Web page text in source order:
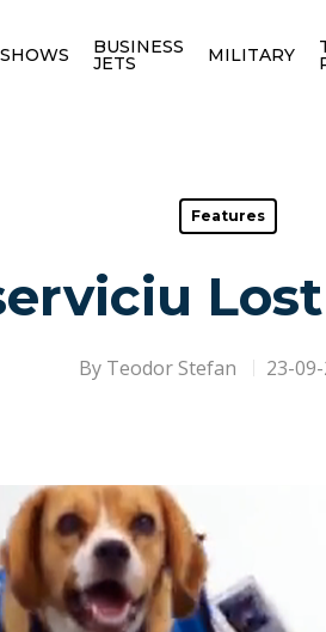
BUSINESS
JETS MILITARY
Features
By Teodor Stefan 23-